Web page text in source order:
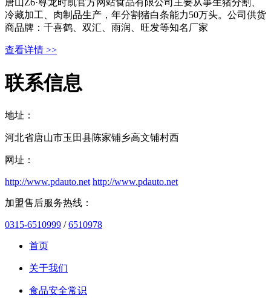
唐山Z6·尊龙时凯官方网站食品有限公司主要从事生猪分割、
冷藏加工、肉制品生产，年分割猪白条能力50万头。公司供货
商品牌：千喜鹤、双汇、雨润、旺发等知名厂家
查看详情 >>
联系信息
地址：
河北省唐山市玉田县陈家铺乡高文铺村西
网址：
http://www.pdauto.net http://www.pdauto.net
加盟售后服务热线：
0315-6510999 /6510978
首页
关于我们
食品安全常识